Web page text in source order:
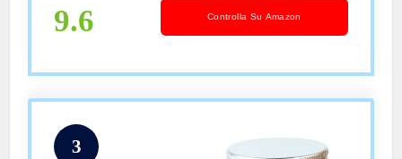
Illuminante Viso, 40ml
9.6 Controlla Su Amazon
3